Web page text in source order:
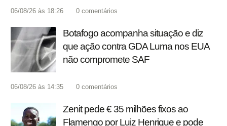
06/08/26 às 18:26 0 comentários
Botafogo acompanha situação e diz
que ação contra GDA Luma nos EUA
não compromete SAF
06/08/26 às 14:35 0 comentários
Zenit pede € 35 milhões fixos ao
Flamengo por Luiz Henrique e pode